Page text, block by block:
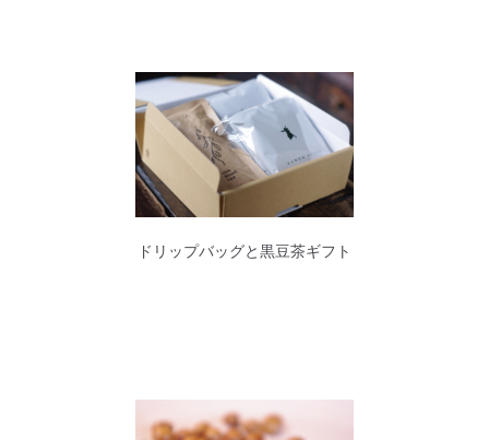
ドリップバッグと黒豆茶ギフト